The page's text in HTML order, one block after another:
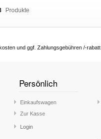
Produkte
und ggf. Zahlungsgebühren /-rabatt
Persönlich
Einkaufswagen
Zur Kasse
Login